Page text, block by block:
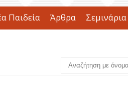
Παιδεία Άρθρα Σεμινάρια